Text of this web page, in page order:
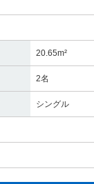
20.65m²
2名
シングル